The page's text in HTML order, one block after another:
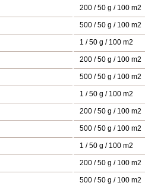
200 / 50 g / 100 m2
500 / 50 g / 100 m2
1 / 50 g / 100 m2
200 / 50 g / 100 m2
500 / 50 g / 100 m2
1 / 50 g / 100 m2
200 / 50 g / 100 m2
500 / 50 g / 100 m2
1 / 50 g / 100 m2
200 / 50 g / 100 m2
500 / 50 g / 100 m2